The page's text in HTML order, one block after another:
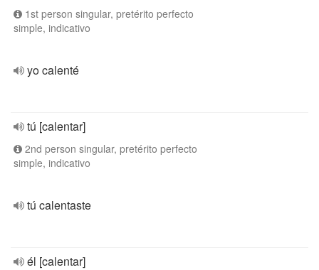
1st person singular, pretérito perfecto
simple, indicativo
yo calenté
tú [calentar]
2nd person singular, pretérito perfecto
simple, indicativo
tú calentaste
él [calentar]